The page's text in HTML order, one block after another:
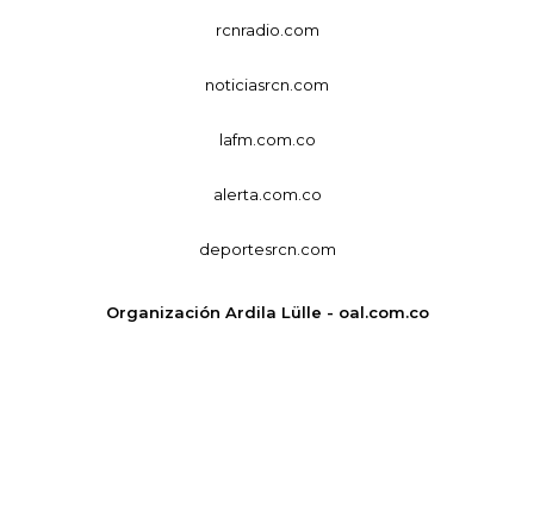
rcnradio.com
noticiasrcn.com
lafm.com.co
alerta.com.co
deportesrcn.com
Organización Ardila Lülle - oal.com.co